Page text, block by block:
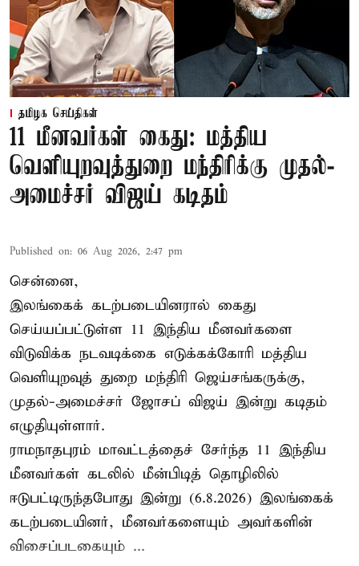
தமிழக செய்திகள்
11 மீனவர்கள் கைது: மத்திய
வெளியுறவுத்துறை மந்திரிக்கு முதல்-
அமைச்சர் விஜய் கடிதம்
Published on: 06 Aug 2026, 2:47 pm
சென்னை,
இலங்கைக் கடற்படையினரால் கைது
செய்யப்பட்டுள்ள 11 இந்திய மீனவர்களை
விடுவிக்க நடவடிக்கை எடுக்கக்கோரி மத்திய
வெளியுறவுத் துறை மந்திரி ஜெய்சங்கருக்கு,
முதல்-அமைச்சர் ஜோசப் விஜய் இன்று கடிதம்
எழுதியுள்ளார்.
ராமநாதபுரம் மாவட்டத்தைச் சேர்ந்த 11 இந்திய
மீனவர்கள் கடலில் மீன்பிடித் தொழிலில்
ஈடுபட்டிருந்தபோது இன்று (6.8.2026) இலங்கைக்
கடற்படையினர், மீனவர்களையும் அவர்களின்
விசைப்படகையும் ...